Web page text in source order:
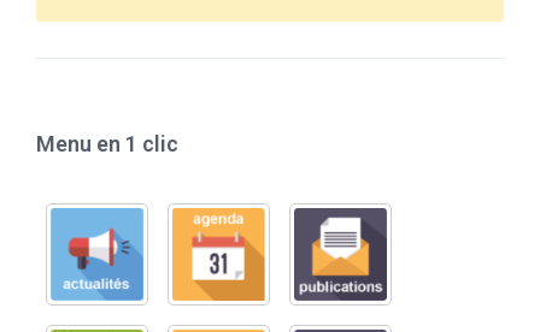
Menu en 1 clic